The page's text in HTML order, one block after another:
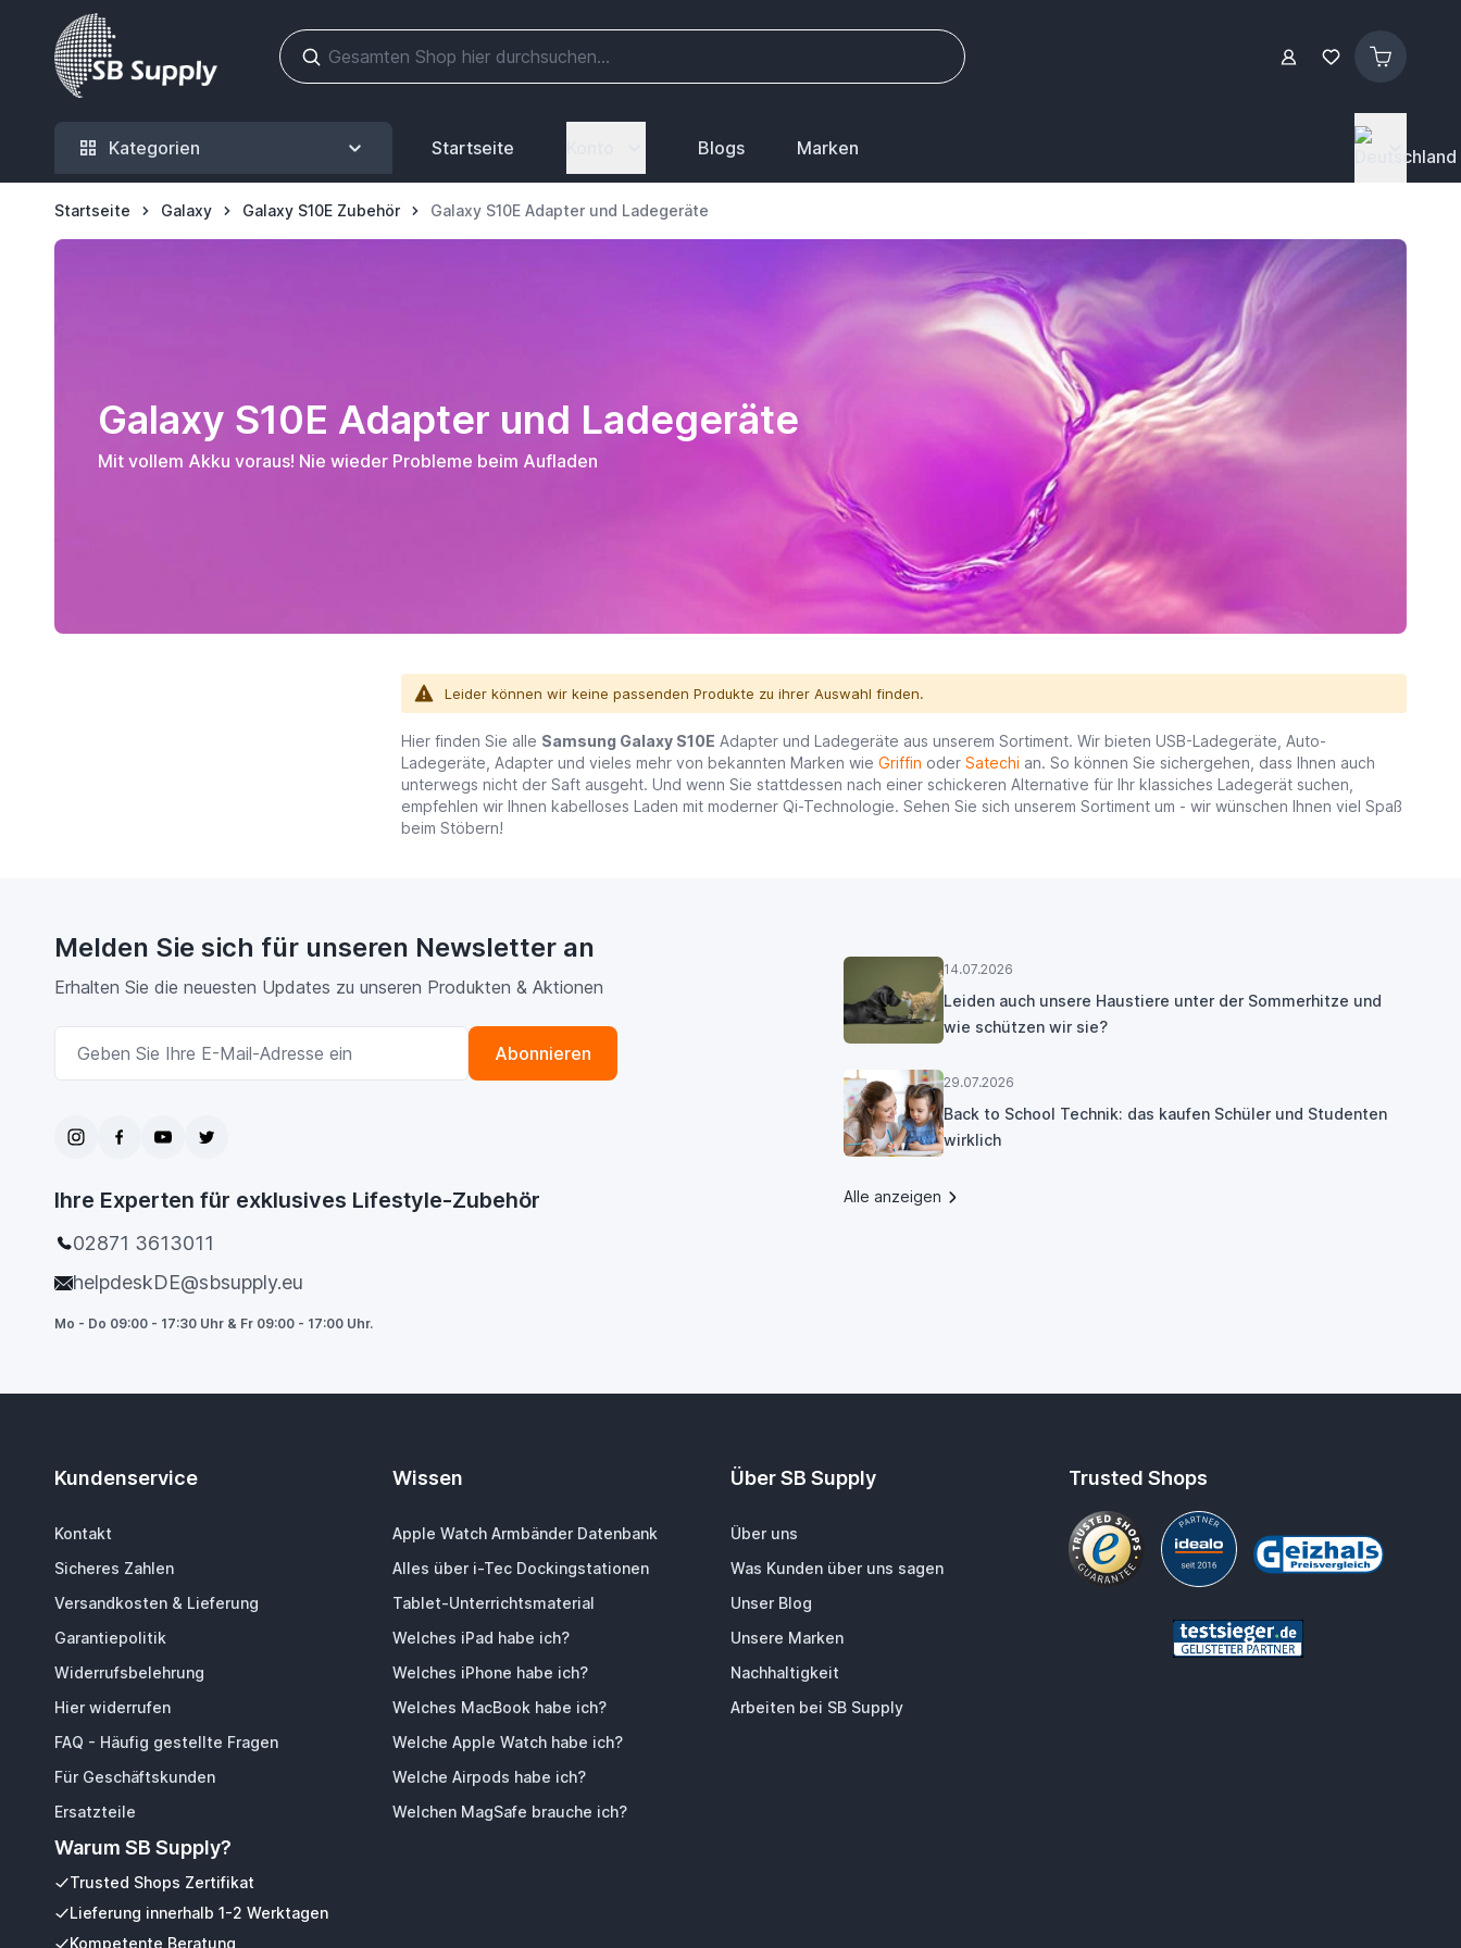
Zum Inhalt springen
Kategorien Startseite Blogs Marken
Startseite Galaxy Galaxy S10E Zubehör Galaxy S10E Adapter und Ladegeräte
Galaxy S10E Adapter und Ladegeräte
Mit vollem Akku voraus! Nie wieder Probleme beim Aufladen
Leider können wir keine passenden Produkte zu ihrer Auswahl finden.
Hier finden Sie alle Samsung Galaxy S10E Adapter und Ladegeräte aus unserem Sortiment. Wir bieten USB-Ladegeräte, Auto-
Ladegeräte, Adapter und vieles mehr von bekannten Marken wie Griffin oder Satechi an. So können Sie sichergehen, dass Ihnen auch
unterwegs nicht der Saft ausgeht. Und wenn Sie stattdessen nach einer schickeren Alternative für Ihr klassiches Ladegerät suchen,
empfehlen wir Ihnen kabelloses Laden mit moderner Qi-Technologie. Sehen Sie sich unserem Sortiment um - wir wünschen Ihnen viel Spaß
beim Stöbern!
Melden Sie sich für unseren Newsletter an
Erhalten Sie die neuesten Updates zu unseren Produkten & Aktionen
Abonnieren
Ihre Experten für exklusives Lifestyle-Zubehör
02871 3613011
helpdeskDE@sbsupply.eu
Mo - Do 09:00 - 17:30 Uhr & Fr 09:00 - 17:00 Uhr.
14.07.2026
Leiden auch unsere Haustiere unter der Sommerhitze und
wie schützen wir sie?
29.07.2026
Back to School Technik: das kaufen Schüler und Studenten
wirklich
Alle anzeigen
Kundenservice
Kontakt
Sicheres Zahlen
Versandkosten & Lieferung
Garantiepolitik
Widerrufsbelehrung
Hier widerrufen
FAQ - Häufig gestellte Fragen
Für Geschäftskunden
Ersatzteile
Warum SB Supply?
Trusted Shops Zertifikat
Lieferung innerhalb 1-2 Werktagen
Kompetente Beratung
Wissen
Apple Watch Armbänder Datenbank
Alles über i-Tec Dockingstationen
Tablet-Unterrichtsmaterial
Welches iPad habe ich?
Welches iPhone habe ich?
Welches MacBook habe ich?
Welche Apple Watch habe ich?
Welche Airpods habe ich?
Welchen MagSafe brauche ich?
Über SB Supply
Über uns
Was Kunden über uns sagen
Unser Blog
Unsere Marken
Nachhaltigkeit
Arbeiten bei SB Supply
Trusted Shops